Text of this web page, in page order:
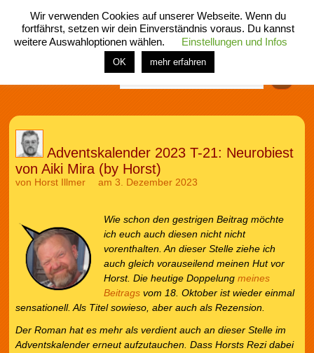
menü
home rubrik buch comic spiel fotos shop
Adventskalender 2023 T-21: Neurobiest
von Aiki Mira (by Horst)
von Horst Illmer am 3. Dezember 2023
Wie schon den gestrigen Beitrag möchte
ich euch auch diesen nicht nicht
vorenthalten. An dieser Stelle ziehe ich
auch gleich vorauseilend meinen Hut vor
Horst. Die heutige Doppelung meines
Beitragsvom 18. Oktober ist wieder einmal
sensationell. Als Titel sowieso, aber auch als Rezension.
Der Roman hat es mehr als verdient auch an dieser Stelle im
Adventskalender erneut aufzutauchen. Dass Horsts Rezi dabei
Wir verwenden Cookies auf unserer Webseite. Wenn du
fortfährst, setzen wir dein Einverständnis voraus. Du kannst
weitere Auswahloptionen wählen.
Einstellungen und Infos
OK mehr erfahren